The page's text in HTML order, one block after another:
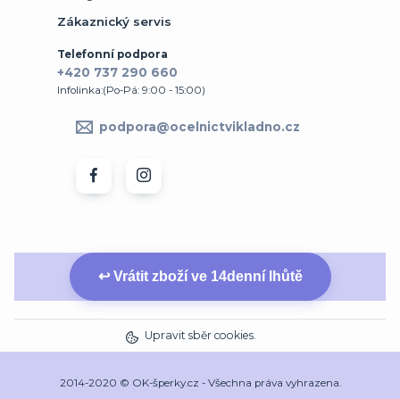
Zákaznický servis
Telefonní podpora
+420 737 290 660
Infolinka:(Po-Pá: 9:00 - 15:00)
podpora@ocelnictvikladno.cz
↩ Vrátit zboží ve 14denní lhůtě
Upravit sběr cookies.
2014-2020 © OK-šperky.cz - Všechna práva vyhrazena.